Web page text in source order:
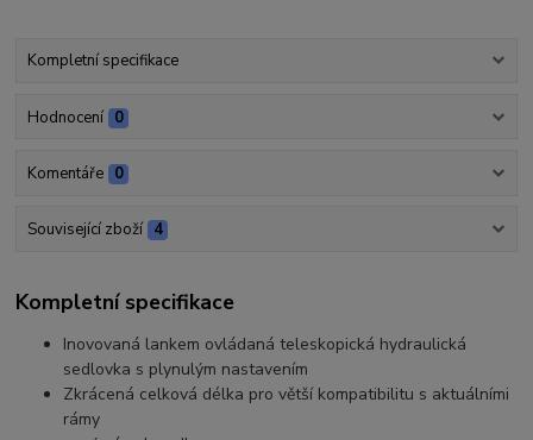
Kompletní specifikace
Hodnocení 0
Komentáře 0
Související zboží 4
Kompletní specifikace
Inovovaná lankem ovládaná teleskopická hydraulická
sedlovka s plynulým nastavením
Zkrácená celková délka pro větší kompatibilitu s aktuálními
rámy